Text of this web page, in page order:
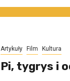
Artykuły Film Kultura
Pi, tygrys i